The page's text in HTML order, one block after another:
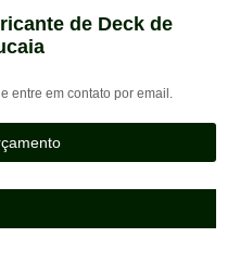
de Deck de
e entre em contato por email.